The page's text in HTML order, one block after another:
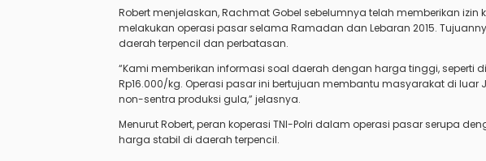
Robert menjelaskan, Rachmat Gobel sebelumnya telah memberikan izin
melakukan operasi pasar selama Ramadan dan Lebaran 2015.
daerah terpencil dan perbatasan.
“Kami memberikan informasi soal daerah dengan harga tinggi, seperti
Rp16.000/kg. Operasi pasar ini bertujuan membantu masyarakat di luar
non-sentra produksi gula,” jelasnya.
Menurut Robert, peran koperasi TNI-Polri dalam operasi pasar serupa
harga stabil di daerah terpencil.